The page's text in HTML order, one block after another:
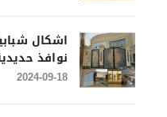
اشكال
نوافذ
2024-09-18